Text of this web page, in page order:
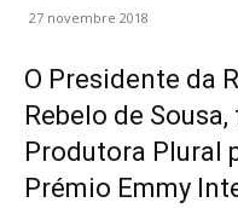
27 novembre 2018
O Presidente da
Rebelo de
Produtora Plural
Prémio Emmy